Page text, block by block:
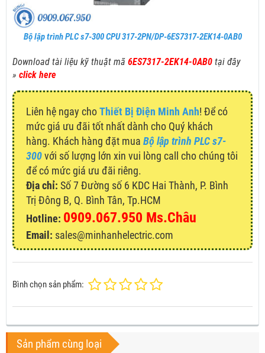
Bộ lập trình PLC s7-300 CPU 317-2PN/DP-6ES7317-2EK14-0AB0
Download tài liệu kỹ thuật mã 6ES7317-2EK14-0AB0 tại đây
» click here
Liên hệ ngay choThiết Bị Điện Minh Anh! Để có
mức giá ưu đãi tốt nhất dành cho Quý khách
hàng. Khách hàng đặt mua Bộ lập trình PLC s7-
300với số lượng lớn xin vui lòng call cho chúng tôi
để có mức giá ưu đãi riêng.
Địa chỉ: Số 7 Đường số 6 KDC Hai Thành, P. Bình
Trị Đông B, Q. Bình Tân, Tp.HCM
Hotline: 0909.067.950 Ms.Châu
Email: sales@minhanhelectric.com
Bình chọn sản phẩm:
Sản phẩm cùng loại